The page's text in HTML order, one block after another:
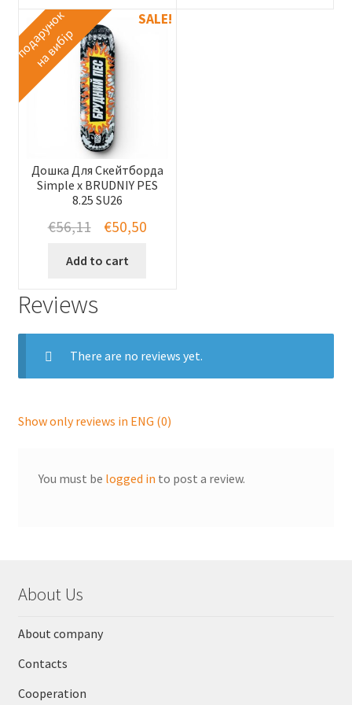
п
о
д
а
р
у
н
о
к
н
а
в
и
б
і
р
Дошка Для Скейтборда
Simple x BRUDNIY PES
8.25 SU26
SALE!
€56,11
Original
€56,11.
€50,50Current
Add to cart
Reviews
There are no reviews yet.
Show only reviews in ENG (0)
You must be logged in to post a review.
About Us
About company
Contacts
Cooperation